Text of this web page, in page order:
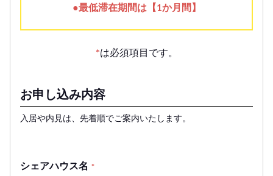
●最低滞在期間は【1か月間】
*は必須項目です。
お申し込み内容
入居や内見は、先着順でご案内いたします。
シェアハウス名 *